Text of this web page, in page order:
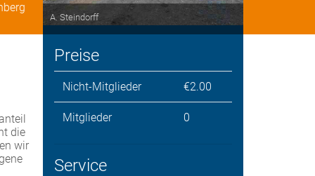
A. Steindorff
Preise
Nicht-Mitglieder €2.00
Mitglieder 0
Service
die
wir